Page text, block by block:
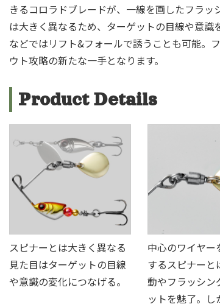
きるコロラドブレードが、一線を画したフラ
は大きく異なるため、ターゲットの目線や意
などではリフト&フォールで誘うことも可能。
ウト攻略の新たな一手となります。
Product Details
スピナーとは大きく異なる
見た目はターゲットの目線
や意識の変化につなげる。
中心のワイヤー
するスピナーと
動やフラッシン
ットを魅了。し